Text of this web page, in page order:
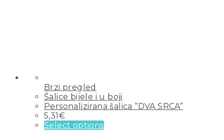
Brzi pregled
Šalice bijele i u boji
Personalizirana šalica “DVA SRCA”
5,31€
Select options